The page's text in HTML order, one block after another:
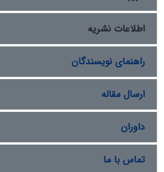
اطلاعات نشریه
راهنمای نویسندگان
ارسال مقاله
داوران
تماس با ما